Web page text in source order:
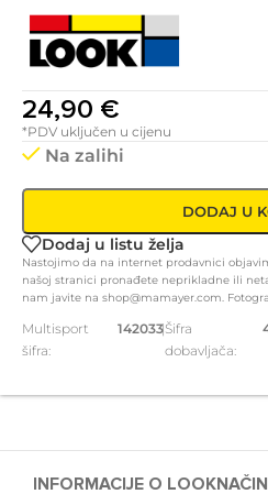
24,90 €
*PDV uključen u cijenu
Na zalihi
DODAJ U
Dodaj u listu želja
Nastojimo da na internet prodavnici
našoj stranici pronađete neprikladne ili
nam javite na shop@mamayer.com.
Multisport
šifra:
142033|Šifra
dobavljača:
INFORMACIJE O LOOK